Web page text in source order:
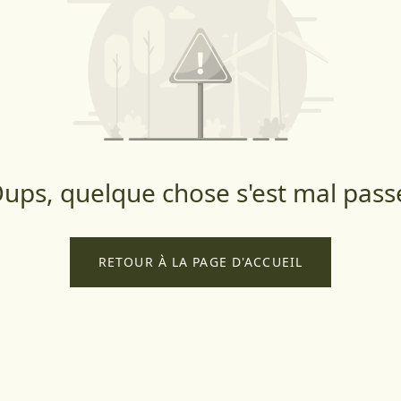
quelque chose s'est mal
RETOUR À LA PAGE D'ACCUEIL